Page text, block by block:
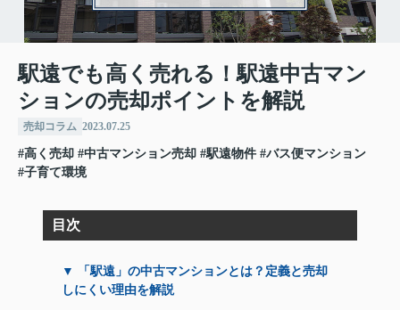
駅遠でも高く売れる！駅遠中古マン
ションの売却ポイントを解説
売却コラム 2023.07.25
#高く売却 #中古マンション売却 #駅遠物件 #バス便マンション
#子育て環境
目次
▼ 「駅遠」の中古マンションとは？定義と売却
しにくい理由を解説